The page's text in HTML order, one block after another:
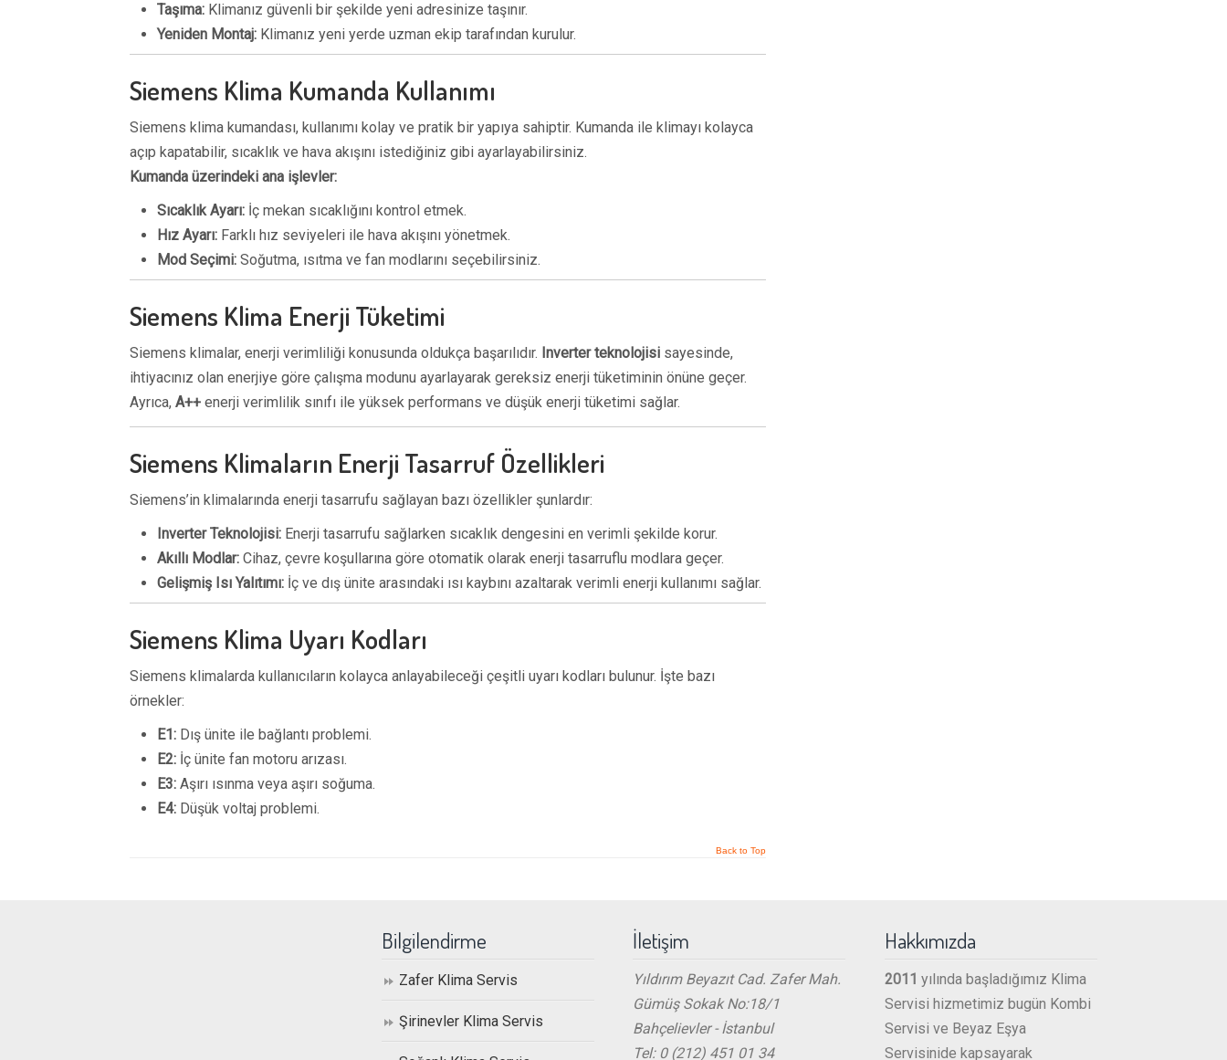
Taşıma: Klimanız güvenli bir şekilde yeni adresinize taşınır.
Yeniden Montaj: Klimanız yeni yerde uzman ekip tarafından kurulur.
Siemens Klima Kumanda Kullanımı
Siemens klima kumandası, kullanımı kolay ve pratik bir yapıya sahiptir. Kumanda ile klimayı kolayca
açıp kapatabilir, sıcaklık ve hava akışını istediğiniz gibi ayarlayabilirsiniz.
Kumanda üzerindeki ana işlevler:
Sıcaklık Ayarı: İç mekan sıcaklığını kontrol etmek.
Hız Ayarı: Farklı hız seviyeleri ile hava akışını yönetmek.
Mod Seçimi: Soğutma, ısıtma ve fan modlarını seçebilirsiniz.
Siemens Klima Enerji Tüketimi
Siemens klimalar, enerji verimliliği konusunda oldukça başarılıdır. Inverter teknolojisi sayesinde,
ihtiyacınız olan enerjiye göre çalışma modunu ayarlayarak gereksiz enerji tüketiminin önüne geçer.
Ayrıca, A++ enerji verimlilik sınıfı ile yüksek performans ve düşük enerji tüketimi sağlar.
Siemens Klimaların Enerji Tasarruf Özellikleri
Siemens’in klimalarında enerji tasarrufu sağlayan bazı özellikler şunlardır:
Inverter Teknolojisi: Enerji tasarrufu sağlarken sıcaklık dengesini en verimli şekilde korur.
Akıllı Modlar: Cihaz, çevre koşullarına göre otomatik olarak enerji tasarruflu modlara geçer.
Gelişmiş Isı Yalıtımı: İç ve dış ünite arasındaki ısı kaybını azaltarak verimli enerji kullanımı sağlar.
Siemens Klima Uyarı Kodları
Siemens klimalarda kullanıcıların kolayca anlayabileceği çeşitli uyarı kodları bulunur. İşte bazı
örnekler:
E1: Dış ünite ile bağlantı problemi.
E2: İç ünite fan motoru arızası.
E3: Aşırı ısınma veya aşırı soğuma.
E4: Düşük voltaj problemi.
Back to Top
Bilgilendirme
Zafer Klima Servis
Şirinevler Klima Servis
İletişim
Yıldırım Beyazıt Cad. Zafer Mah.
Gümüş Sokak No:18/1
Bahçelievler - İstanbul
Tel: 0 (212) 451 01 34
Hakkımızda
2011 yılında başladığımız Klima
Servisi hizmetimiz bugün Kombi
Servisi ve Beyaz Eşya
Servisinide kapsayarak